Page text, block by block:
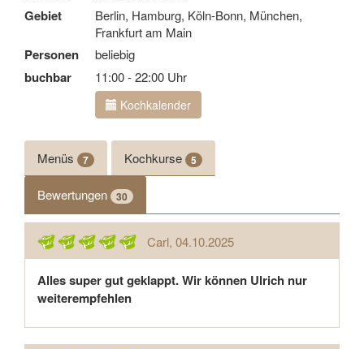
Gebiet
Berlin, Hamburg, Köln-Bonn, München,
Frankfurt am Main
Personen beliebig
buchbar 11:00 - 22:00 Uhr
Kochkalender
Menüs 7 Kochkurse 5
Bewertungen 30
Carl, 04.10.2025
Alles super gut geklappt. Wir können Ulrich nur
weiterempfehlen